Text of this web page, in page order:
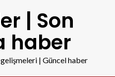
| Son
haber
| Güncel haber